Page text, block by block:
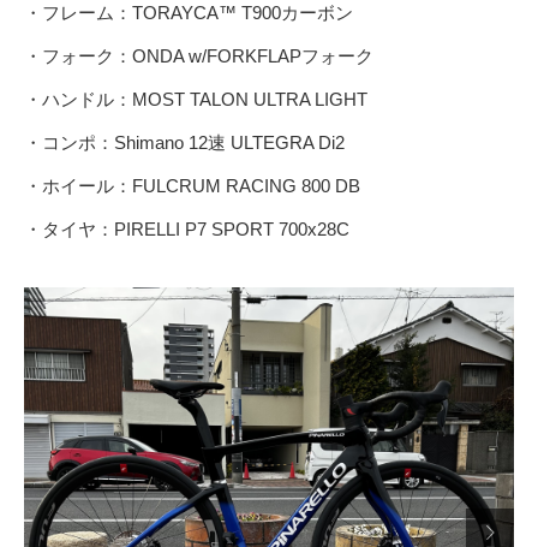
・フレーム：TORAYCA™ T900カーボン
・フォーク：ONDA w/FORKFLAPフォーク
・ハンドル：MOST TALON ULTRA LIGHT
・コンポ：Shimano 12速 ULTEGRA Di2
・ホイール：FULCRUM RACING 800 DB
・タイヤ：PIRELLI P7 SPORT 700x28C
